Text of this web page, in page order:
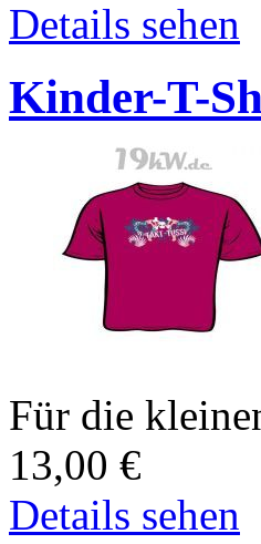
Details sehen
Kinder-T-
Für die
13,00 €
Details sehen